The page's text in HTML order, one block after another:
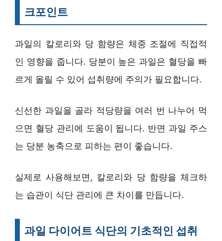
크포인트
과일의 칼로리와 당 함량은 체중 조절에 직접적
인 영향을 줍니다. 당분이 높은 과일은 혈당을 빠
르게 올릴 수 있어 섭취량에 주의가 필요합니다.
신선한 과일을 골라 적당량을 여러 번 나누어 먹
으면 혈당 관리에 도움이 됩니다. 반면 과일 주스
는 당분 농축으로 피하는 편이 좋습니다.
실제로 사용해보면, 칼로리와 당 함량을 체크하
는 습관이 식단 관리에 큰 차이를 만듭니다.
과일 다이어트 식단의 기초적인 섭취